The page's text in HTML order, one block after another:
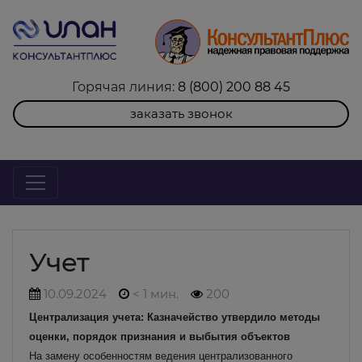
Горячая линия: 8 (800) 200 88 45
заказать звонок
Учет
10.09.2024 < 1 мин. 200
Централизация учета: Казначейство утвердило методы
оценки, порядок признания и выбытия объектов
На замену особенностям ведения централизованного